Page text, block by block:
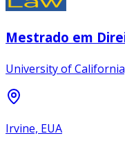
Mestrado em
University of
Irvine, EUA